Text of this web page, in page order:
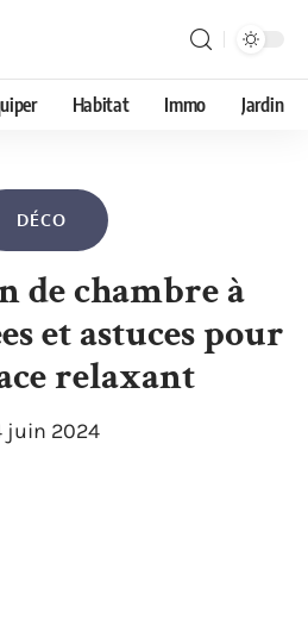
Habitat Immo Jardin
DÉCO
de chambre à
et astuces pour
relaxant
juin 2024